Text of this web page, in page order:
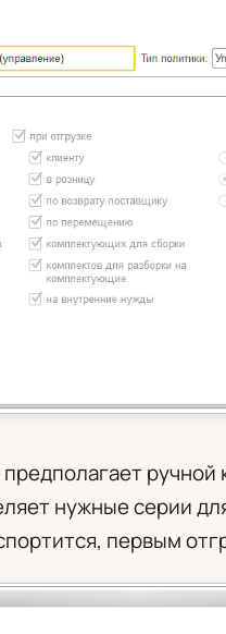
нужные серии
первым